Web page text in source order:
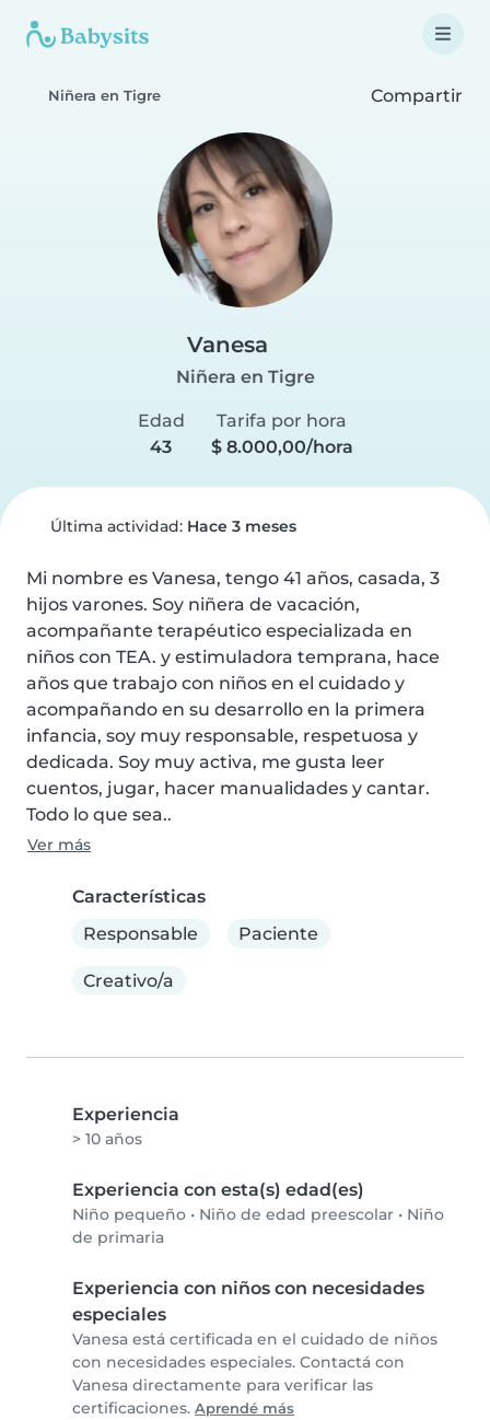
Niñera en Tigre Compartir
Vanesa
Niñera en Tigre
Edad
43
Tarifa por hora
$ 8.000,00/hora
Última actividad: Hace 3 meses
Mi nombre es Vanesa, tengo 41 años, casada, 3
hijos varones. Soy niñera de vacación,
acompañante terapéutico especializada en
niños con TEA. y estimuladora temprana, hace
años que trabajo con niños en el cuidado y
acompañando en su desarrollo en la primera
infancia, soy muy responsable, respetuosa y
dedicada. Soy muy activa, me gusta leer
cuentos, jugar, hacer manualidades y cantar.
Todo lo que sea..
Ver más
Características
Responsable
Paciente
Creativo/a
Experiencia
> 10 años
Experiencia con esta(s) edad(es)
Niño pequeño • Niño de edad preescolar • Niño
de primaria
Experiencia con niños con necesidades
especiales
Vanesa está certificada en el cuidado de niños
con necesidades especiales. Contactá con
Vanesa directamente para verificar las
certificaciones. Aprendé más